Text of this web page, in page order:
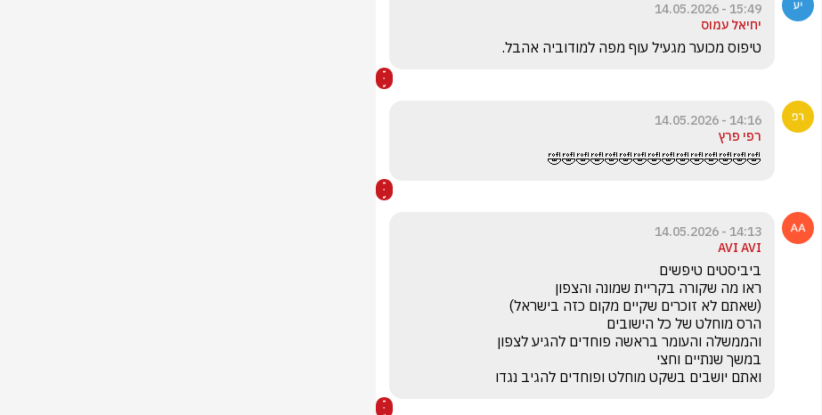
15:49 - 14.05.2026
יחיאל עמוס
טיפוס מכוער מגעיל עוף מפה למודוביה אהבל.
14:16 - 14.05.2026
רפי פרץ
🤣🤣🤣🤣🤣🤣🤣🤣🤣🤣🤣🤣🤣🤣🤣
14:13 - 14.05.2026
AVI AVI
ואתם יושבים בשקט מוחלט ופוחדים להגיב נגדו